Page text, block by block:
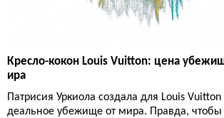
Кресло-кокон Louis Vuitton: цена
ира
Патрисия Уркиола создала для Louis
деальное убежище от мира. Правда, чтобы